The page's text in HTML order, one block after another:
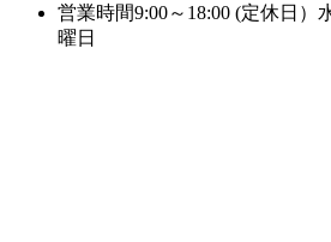
営業時間9:00～18:00 (定休日）
曜日